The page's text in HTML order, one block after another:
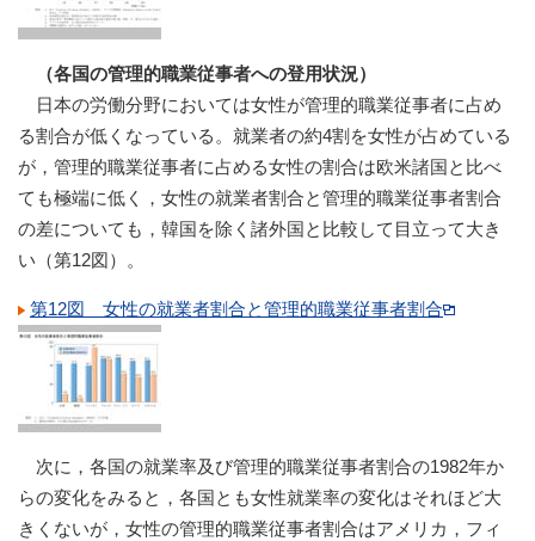
（各国の管理的職業従事者への登用状況）
日本の労働分野においては女性が管理的職業従事者に占め
る割合が低くなっている。就業者の約4割を女性が占めている
が，管理的職業従事者に占める女性の割合は欧米諸国と比べ
ても極端に低く，女性の就業者割合と管理的職業従事者割合
の差についても，韓国を除く諸外国と比較して目立って大き
い（第12図）。
第12図 女性の就業者割合と管理的職業従事者割合
次に，各国の就業率及び管理的職業従事者割合の1982年か
らの変化をみると，各国とも女性就業率の変化はそれほど大
きくないが，女性の管理的職業従事者割合はアメリカ，フィ